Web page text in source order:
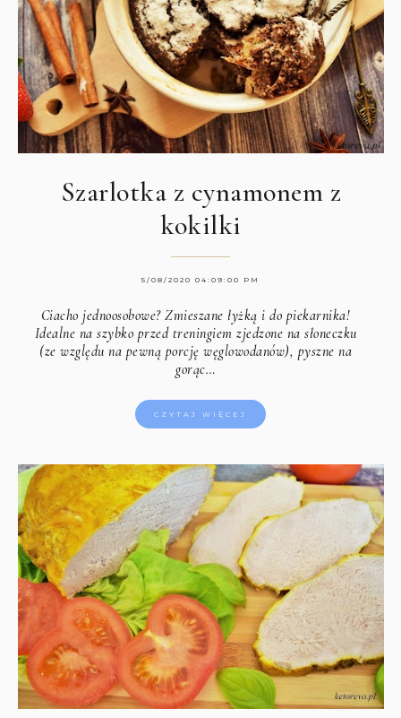
Szarlotka z cynamonem z
kokilki
5/08/2020 04:09:00 PM
Ciacho jednoosobowe? Zmieszane łyżką i do piekarnika!
Idealne na szybko przed treningiem zjedzone na słoneczku
(ze względu na pewną porcję węglowodanów), pyszne na
gorąc…
CZYTAJ WIĘCEJ